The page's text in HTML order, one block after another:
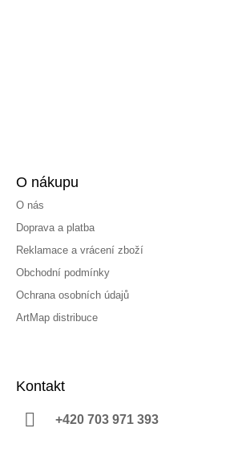
O nákupu
O nás
Doprava a platba
Reklamace a vrácení zboží
Obchodní podmínky
Ochrana osobních údajů
ArtMap distribuce
Kontakt
+420 703 971 393